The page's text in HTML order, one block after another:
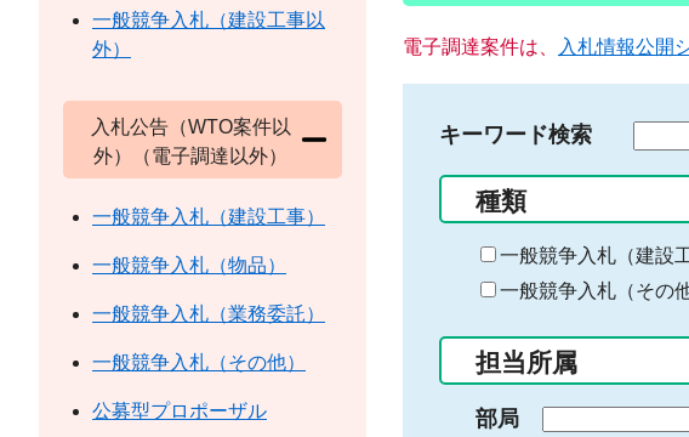
電子調達案件は、 入札情報公開
キーワード検索
る
キ
ー
ー
入
種類
一般競争入札（建設
一般競争入札（その他
担当所属
部局
一般競争入札（建設工事以
外）
入札公告（WTO案件以
外）（電子調達以外）
一般競争入札（建設工事）
一般競争入札（物品）
一般競争入札（業務委託）
一般競争入札（その他）
公募型プロポーザル